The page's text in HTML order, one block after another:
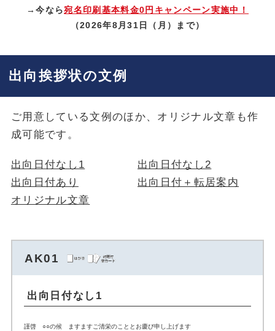
→今なら宛名印刷基本料金0円キャンペーン実施中！
（2026年8月31日（月）まで）
出向挨拶状の文例
ご用意している文例のほか、オリジナル文章も作
成可能です。
出向日付なし1
出向日付なし2
出向日付あり
出向日付＋転居案内
オリジナル文章
AK01
出向日付なし1
謹啓 ○○の候 ますますご清栄のこととお慶び申し上げます